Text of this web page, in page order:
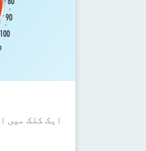
ایک کلک میں